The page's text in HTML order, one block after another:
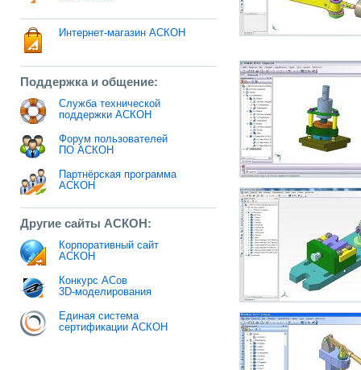
Интернет-магазин АСКОН
Поддержка и общение:
Служба технической
поддержки АСКОН
Форум пользователей
ПО АСКОН
Партнёрская программа
АСКОН
Другие сайты АСКОН:
Корпоративный сайт
АСКОН
Конкурс АСов
3D-моделирования
Единая система
сертификации АСКОН